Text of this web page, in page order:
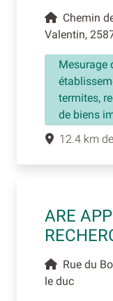
Chemin
Valentin,
Mesurage
termites,
de biens
12.4 km
ARE
Rue du
le duc